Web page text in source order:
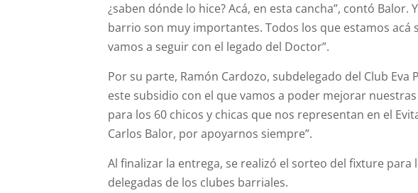
¿saben dónde lo hice? Acá, en esta cancha”, contó Balor.
barrio son muy importantes. Todos los que estamos acá
vamos a seguir con el legado del Doctor”.
Por su parte, Ramón Cardozo, subdelegado del Club Eva
este subsidio con el que vamos a poder mejorar
para los 60 chicos y chicas que nos representan en el
Carlos Balor, por apoyarnos siempre”.
Al finalizar la entrega, se realizó el sorteo del fixture
delegadas de los clubes barriales.